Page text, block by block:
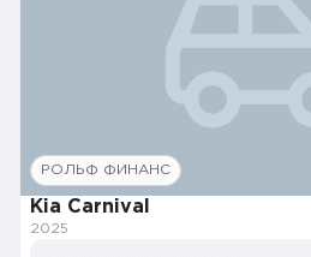
РОЛЬФ ФИНАНС
Kia Carnival
2025